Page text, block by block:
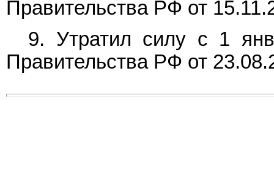
Правительства РФ от
9. Утратил силу с 1
Правительства РФ от